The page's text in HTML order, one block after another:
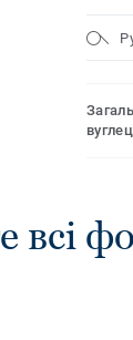
всі